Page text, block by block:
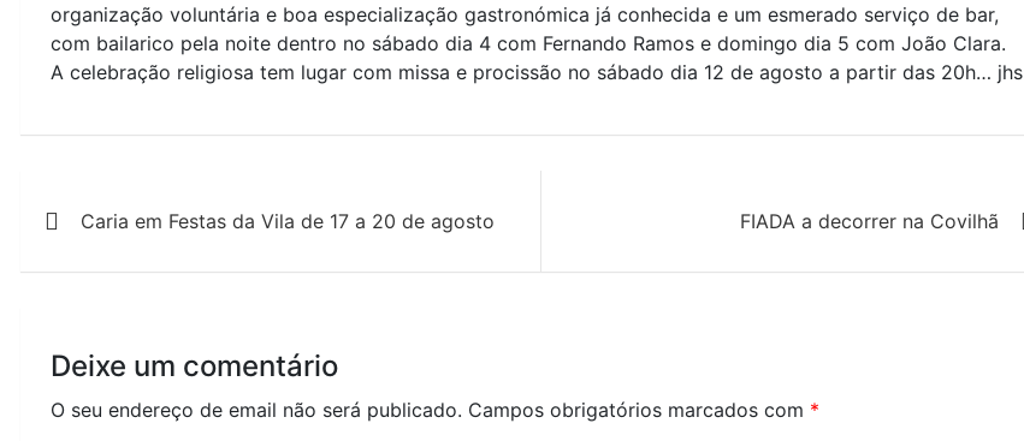
organização voluntária e boa especialização gastronómica já conhecida e um esmerado serviço de bar,
com bailarico pela noite dentro no sábado dia 4 com Fernando Ramos e domingo dia 5 com João Clara.
A celebração religiosa tem lugar com missa e procissão no sábado dia 12 de agosto a partir das 20h… jhs
de
artigos
Caria em Festas da Vila de 17 a 20 de agosto FIADA a decorrer na Covilhã
Deixe um comentário
O seu endereço de email não será publicado. Campos obrigatórios marcados com *